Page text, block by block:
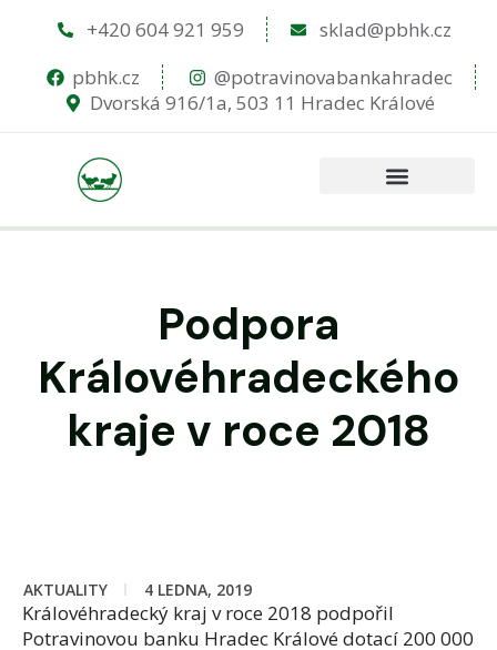
+420 604 921 959
sklad@pbhk.cz
pbhk.cz
@potravinovabankahradec
Dvorská 916/1a, 503 11 Hradec Králové
Podpora
Královéhradeckého
kraje v roce 2018
AKTUALITY 4 LEDNA, 2019
Královéhradecký kraj v roce 2018 podpořil
Potravinovou banku Hradec Králové dotací 200 000